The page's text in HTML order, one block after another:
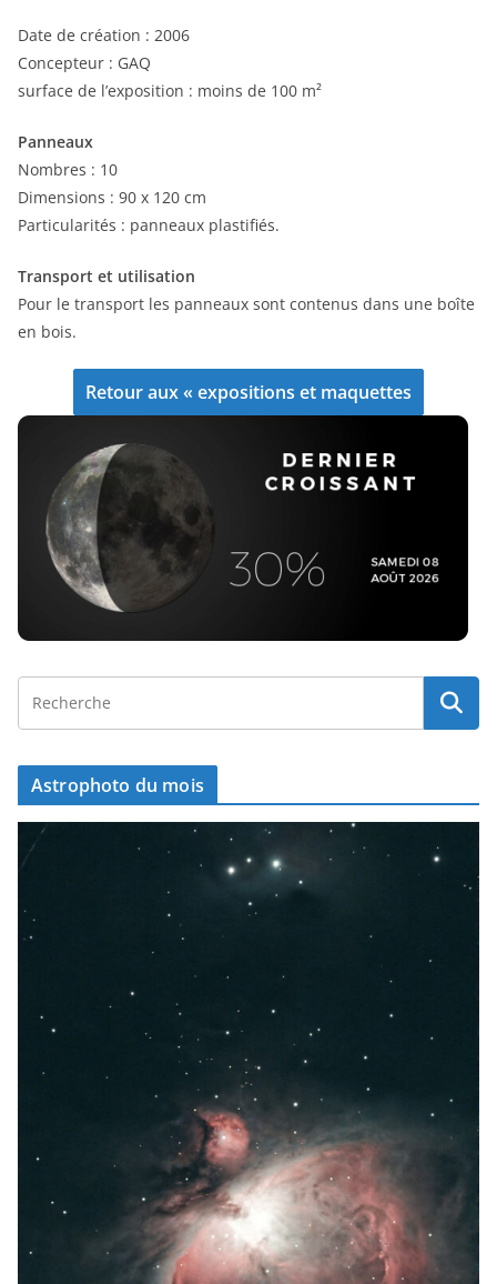
Date de création : 2006
Concepteur : GAQ
surface de l’exposition : moins de 100 m²
Panneaux
Nombres : 10
Dimensions : 90 x 120 cm
Particularités : panneaux plastifiés.
Transport et utilisation
Pour le transport les panneaux sont contenus dans une boîte
en bois.
Retour aux « expositions et maquettes
Astrophoto du mois